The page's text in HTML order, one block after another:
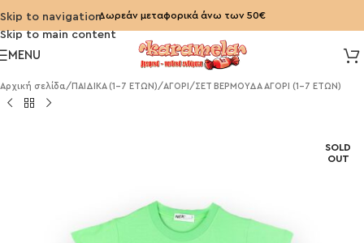
Skip to navigation
Skip to main content
Δωρεάν μεταφορικά άνω των 50€
MENU
Αρχική σελίδα/ ΠΑΙΔΙΚΑ (1-7 ΕΤΩΝ)/ΑΓΟΡΙ /ΣΕΤ ΒΕΡΜΟΥΔΑ ΑΓΟΡΙ (1-7 ΕΤΩΝ)
SOLD
OUT